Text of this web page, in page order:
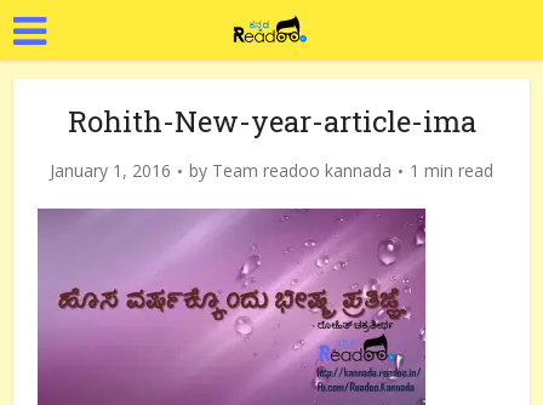
Rohith-New-year-article-ima
January 1, 2016 by Team readoo kannada 1 min read